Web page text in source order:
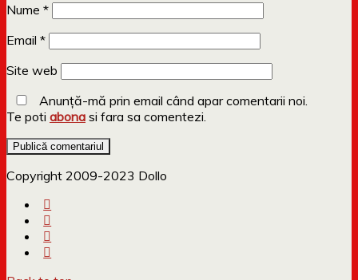
Nume *
Email *
Site web
Anunță-mă prin email când apar comentarii noi.
Te poti abona si fara sa comentezi.
Copyright 2009-2023 Dollo